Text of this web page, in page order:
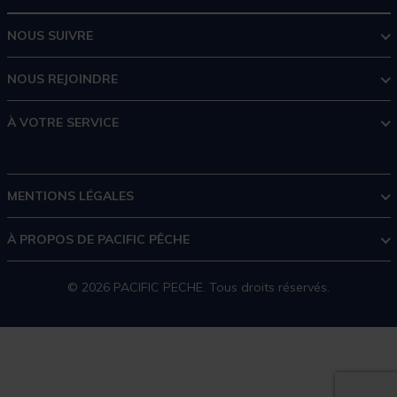
NOUS SUIVRE
NOUS REJOINDRE
À VOTRE SERVICE
MENTIONS LÉGALES
À PROPOS DE PACIFIC PÊCHE
© 2026 PACIFIC PECHE. Tous droits réservés.